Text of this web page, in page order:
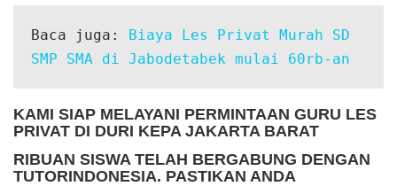
Baca juga:
Biaya Les Privat Murah SD
SMP SMA di Jabodetabek mulai 60rb-an
KAMI SIAP MELAYANI PERMINTAAN GURU LES
PRIVAT DI DURI KEPA JAKARTA BARAT
RIBUAN SISWA TELAH BERGABUNG DENGAN
TUTORINDONESIA. PASTIKAN ANDA